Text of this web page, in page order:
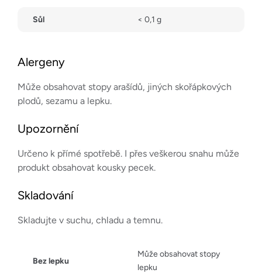
Sůl < 0,1 g
Alergeny
Může obsahovat stopy arašídů, jiných skořápkových
plodů, sezamu a lepku.
Upozornění
Určeno k přímé spotřebě. I přes veškerou snahu může
produkt obsahovat kousky pecek.
Skladování
Skladujte v suchu, chladu a temnu.
Bez lepku
Může obsahovat stopy
lepku